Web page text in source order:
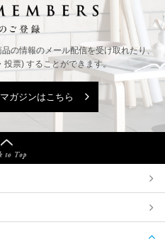
の情報のメール配信を受け取れたり、
票) することができます。
ガジンはこちら